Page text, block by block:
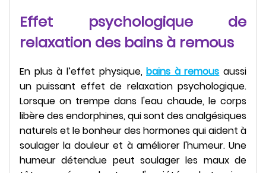
Effet psychologique de
relaxation des bains à remous
En plus à l’effet physique,bains à remous aussi
un puissant effet de relaxation psychologique.
Lorsque on trempe dans l'eau chaude, le corps
libère des endorphines, qui sont des analgésiques
naturels et le bonheur des hormones qui aident à
soulager la douleur et à améliorer l'humeur. Une
humeur détendue peut soulager les maux de